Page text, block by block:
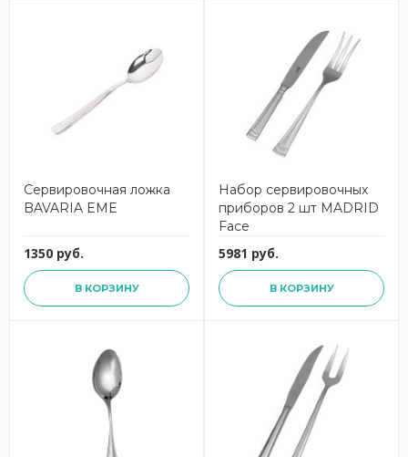
Сервировочная ложка
BAVARIA EME
1350 руб.
В КОРЗИНУ
Набор сервировочных
приборов 2 шт MADRID
Face
5981 руб.
В КОРЗИНУ